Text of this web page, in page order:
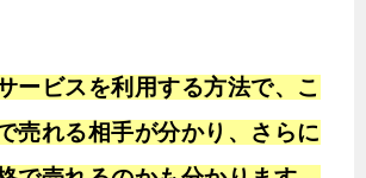
ービスを利用する方法で、こ
売れる相手が分かり、さらに